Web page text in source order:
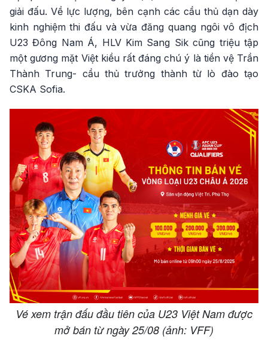
giải đấu. Về lực lượng, bên cạnh các cầu thủ dạn dày
kinh nghiệm thi đấu và vừa đăng quang ngôi vô địch
U23 Đông Nam Á, HLV Kim Sang Sik cũng triệu tập
một gương mặt Việt kiều rất đáng chú ý là tiền vệ Trần
Thành Trung- cầu thủ trưởng thành từ lò đào tạo
CSKA Sofia.
Vé xem trận đấu đầu tiên của U23 Việt Nam được
mở bán từ ngày 25/08 (ảnh: VFF)